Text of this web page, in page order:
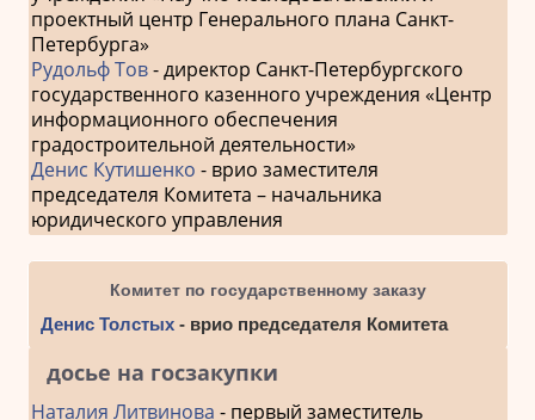
проектный центр Генерального плана Санкт-
Петербурга»
Рудольф Тов- директор Санкт-Петербургского
государственного казенного учреждения «Центр
информационного обеспечения
градостроительной деятельности»
Денис Кутишенко - врио заместителя
председателя Комитета – начальника
юридического управления
Комитет по государственному заказу
Денис Толстых- врио председателя Комитета
досье на госзакупки
Наталия Литвинова - первый заместитель